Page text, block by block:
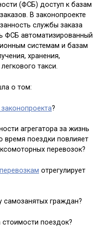
(ФСБ) доступ к базам
В законопроекте
службы заказа
ФСБ автоматизированный
системам и базам
хранения,
такси.
о том:
?
агрегатора за жизнь
время поездки повлияет
перевозок?
отрегулирует
самозанятых граждан?
стоимости поездок?